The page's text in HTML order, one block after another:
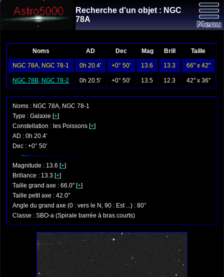
Recherche d'un objet : NGC
78A
Noms AD Dec Mag Brill Taille
NGC 78A, NGC 78-1 0h 20.4' +0° 50' 13.6 13.3 66'' x 42''
NGC 78B, NGC 78-2 0h 20.5' +0° 50' 13.5 12.3 42'' x 36''
Noms : NGC 78A, NGC 78-1
Type : Galaxie [+]
Constellation : les Poissons [+]
AD : 0h 20.4'
Dec : +0° 50'
Magnitude : 13.6 [+]
Brillance : 13.3 [+]
Taille grand axe : 66.0'' [+]
Taille petit axe : 42.0''
Angle du grand axe (0 : vers le N, 90 : Est ...) : 80°
Classe : SBO-a (Spirale barrée à bras courts)